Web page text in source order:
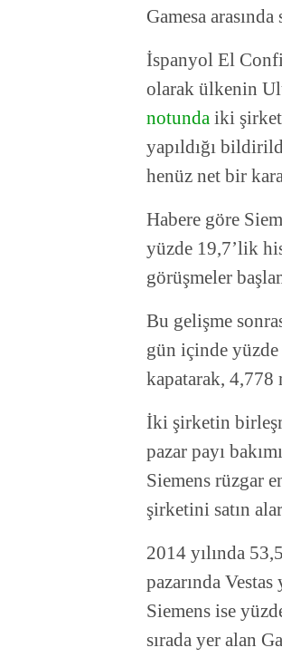
Gamesa
İspanyol El
olarak ülkenin
notunda iki şirket
yapıldığı
henüz net bir
Habere göre
yüzde 19,7’lik
görüşmeler
Bu gelişme
gün içinde yüzde
kapatarak, 4,778
İki şirketin
pazar payı
Siemens rüzgar
şirketini satın
2014 yılında
pazarında
Siemens ise
sırada yer alan